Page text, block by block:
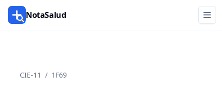
NotaSalud
CIE-11 / 1F69